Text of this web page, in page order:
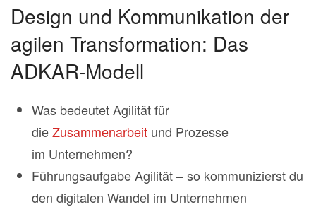
Design und Kommunikation der
agilen Transformation: Das
ADKAR-Modell
Was bedeutet Agilität für
dieZusammenarbeit und Prozesse
im Unternehmen?
Führungsaufgabe Agilität – so kommunizierst du
den digitalen Wandel im Unternehmen